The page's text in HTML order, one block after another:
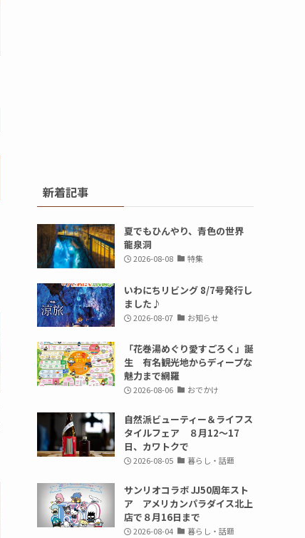
新着記事
夏でもひんやり、青色の世界
龍泉洞
2026-08-08 特集
いわにちリビング 8/7号発行し
ました♪
2026-08-07 お知らせ
「花巻湯めぐり愛すごろく」誕
生 有名観光地からディープな
魅力まで網羅
2026-08-06 おでかけ
自然派ビューティー＆ライフス
タイルフェア ８月12～17
日、カワトクで
2026-08-05 暮らし・話題
サンリオコラボ JJ50周年スト
ア アメリカンパラダイス北上
店で８月16日まで
2026-08-04 暮らし・話題